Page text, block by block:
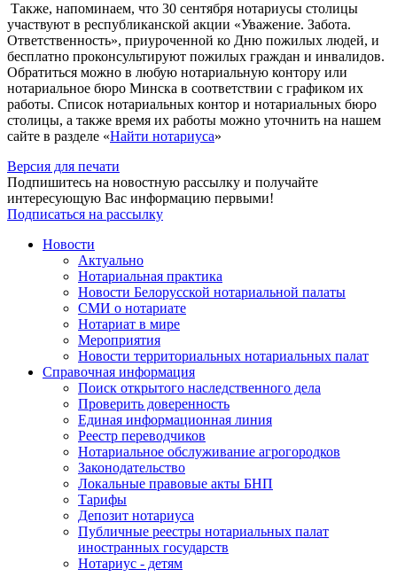
Также, напоминаем, что 30 сентября нотариусы столицы
участвуют в республиканской акции «Уважение. Забота.
Ответственность», приуроченной ко Дню пожилых людей, и
бесплатно проконсультируют пожилых граждан и инвалидов.
Обратиться можно в любую нотариальную контору или
нотариальное бюро Минска в соответствии с графиком их
работы. Список нотариальных контор и нотариальных бюро
столицы, а также время их работы можно уточнить на нашем
сайте в разделе «Найти нотариуса»
Версия для печати
Подпишитесь на новостную рассылку и получайте
интересующую Вас информацию первыми!
Подписаться на рассылку
Новости
Актуально
Нотариальная практика
Новости Белорусской нотариальной палаты
СМИ о нотариате
Нотариат в мире
Мероприятия
Новости территориальных нотариальных палат
Справочная информация
Поиск открытого наследственного дела
Проверить доверенность
Единая информационная линия
Реестр переводчиков
Нотариальное обслуживание агрогородков
Законодательство
Локальные правовые акты БНП
Тарифы
Депозит нотариуса
Публичные реестры нотариальных палат
иностранных государств
Нотариус - детям